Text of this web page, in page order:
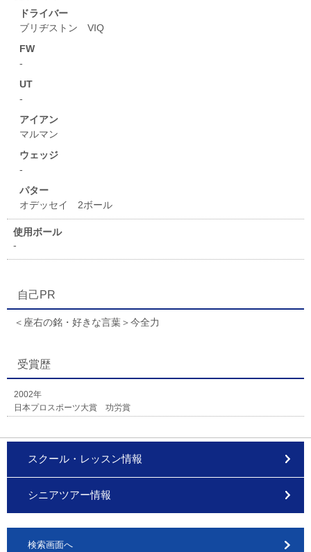
ドライバー
ブリヂストン VIQ
FW
-
UT
-
アイアン
マルマン
ウェッジ
-
パター
オデッセイ 2ボール
使用ボール
-
自己PR
＜座右の銘・好きな言葉＞今全力
受賞歴
2002年
日本プロスポーツ大賞 功労賞
スクール・レッスン情報
シニアツアー情報
検索画面へ